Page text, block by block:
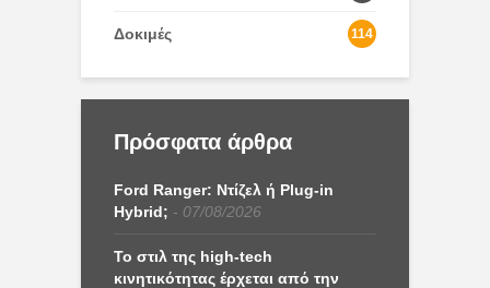
Δοκιμές 114
Πρόσφατα άρθρα
Ford Ranger: Ντίζελ ή Plug-in
Hybrid;
07/08/2026
Το στιλ της high-tech
κινητικότητας έρχεται από την